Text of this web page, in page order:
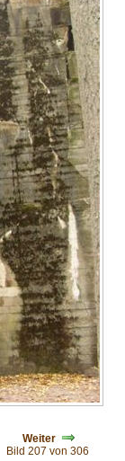
Weiter
Bild 207 von 306